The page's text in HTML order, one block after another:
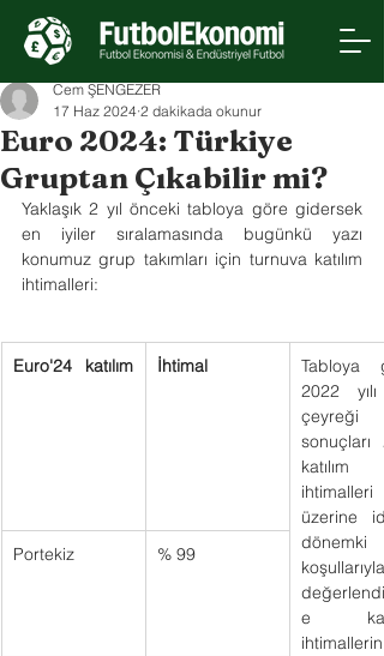
Euro 2024: Türkiye
Gruptan Çıkabilir mi?
Cem ŞENGEZER
17 Haz 2024 2 dakikada okunur
Yaklaşık 2 yıl önceki tabloya göre gidersek
en iyiler sıralamasında bugünkü yazı
konumuz grup takımları için turnuva katılım
ihtimalleri:
Euro'24  katılım İhtimal
Tabloya
2022 yılı
çeyreği
sonuçları
katılım
ihtimalleri
üzerine
dönemki
koşullarıyla
e
Portekiz % 99